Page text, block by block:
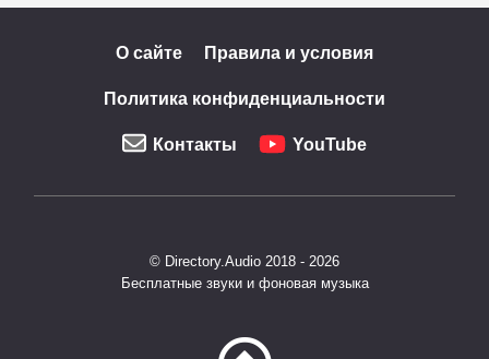
О сайте Правила и условия
Политика конфиденциальности
Контакты YouTube
© Directory.Audio 2018 - 2026
Бесплатные звуки и фоновая музыка